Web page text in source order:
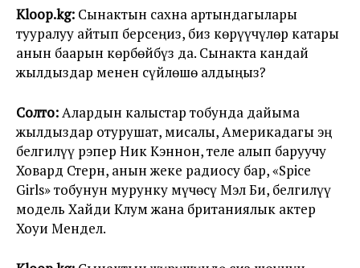
Kloop.kg: Сынактын сахна артындагылары
тууралуу айтып берсеңиз, биз көрүүчүлөр катары
анын баарын көрбөйбүз да. Сынакта кандай
жылдыздар менен сүйлөшө алдыңыз?
Солто:Алардын калыстар тобунда дайыма
жылдыздар отурушат, мисалы, Америкадагы эң
белгилүү рэпер Ник Кэннон, теле алып баруучу
Ховард Стерн, анын жеке радиосу бар, «Spice
Girls» тобунун мурунку мүчөсү Мэл Би, белгилүү
модель Хайди Клум жана британиялык актер
Хоуи Мендел.